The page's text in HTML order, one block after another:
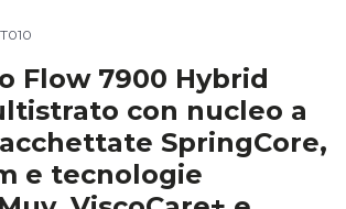
Flow 7900 Hybrid
con nucleo a
SpringCore,
e tecnologie